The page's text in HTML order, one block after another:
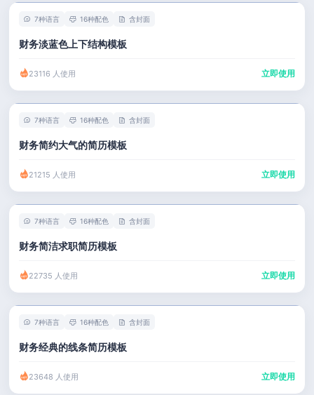
7种语言 16种配色 含封面
财务淡蓝色上下结构模板
23116 人使用 立即使用
7种语言 16种配色 含封面
财务简约大气的简历模板
21215 人使用 立即使用
7种语言 16种配色 含封面
财务简洁求职简历模板
22735 人使用 立即使用
7种语言 16种配色 含封面
财务经典的线条简历模板
23648 人使用 立即使用